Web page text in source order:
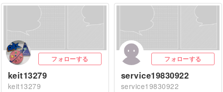
フォローする
keit13279
keit13279
フォローする
service19830922
service19830922